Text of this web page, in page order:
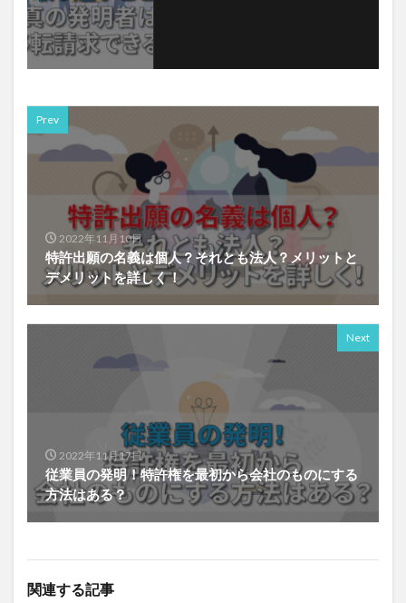
Prev
2022年11月10日
特許出願の名義は個人？それとも法人？メリットと
デメリットを詳しく！
Next
2022年11月17日
従業員の発明！特許権を最初から会社のものにする
方法はある？
関連する記事